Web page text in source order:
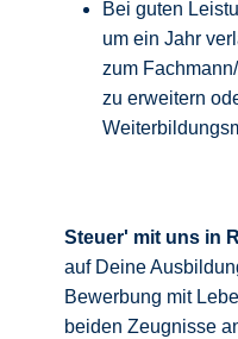
Bei guten
um ein Jahr
zum
zu erweitern
Steuer' mit uns in
auf Deine
Bewerbung mit
beiden Zeugnisse